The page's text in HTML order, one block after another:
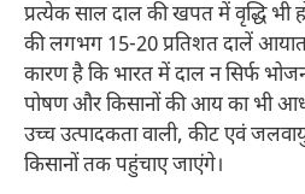
प्रत्येक साल दाल की खपत में वृद्धि भी
की लगभग 15-20 प्रतिशत दालें
कारण है कि भारत में दाल न सिर्फ
पोषण और किसानों की आय का भी
उच्च उत्पादकता वाली, कीट एवं
किसानों तक पहुंचाए जाएंगे।